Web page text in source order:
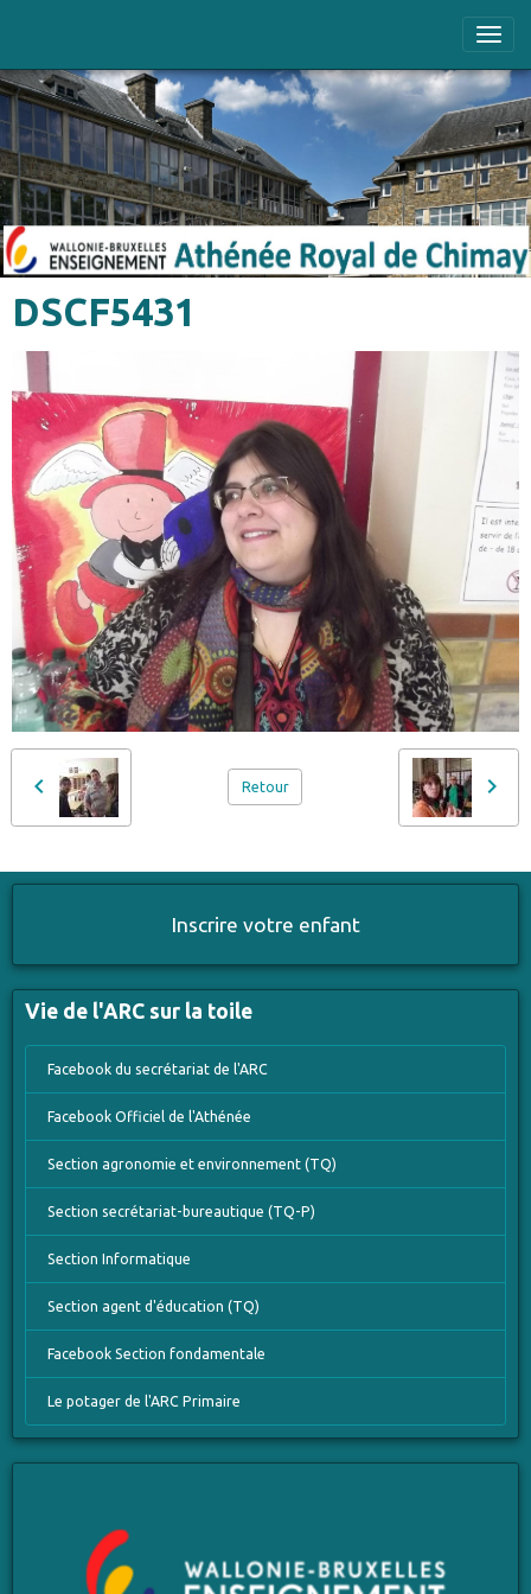
DSCF5431
Retour
Inscrire votre enfant
Vie de l'ARC sur la toile
Facebook du secrétariat de l'ARC
Facebook Officiel de l'Athénée
Section agronomie et environnement (TQ)
Section secrétariat-bureautique (TQ-P)
Section Informatique
Section agent d'éducation (TQ)
Facebook Section fondamentale
Le potager de l'ARC Primaire